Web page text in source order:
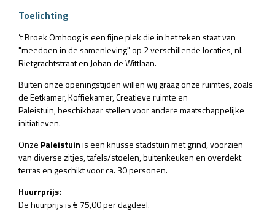
Toelichting
’t Broek Omhoog is een fijne plek die in het teken staat van
"meedoen in de samenleving" op 2 verschillende locaties, nl.
Rietgrachtstraat en Johan de Wittlaan.
Buiten onze openingstijden willen wij graag onze ruimtes, zoals
de Eetkamer, Koffiekamer, Creatieve ruimte en
Paleistuin, beschikbaar stellen voor andere maatschappelijke
initiatieven.
Onze Paleistuinis een knusse stadstuin met grind, voorzien
van diverse zitjes, tafels/stoelen, buitenkeuken en overdekt
terras en geschikt voor ca. 30 personen.
Huurrprijs:
De huurprijs is € 75,00 per dagdeel.